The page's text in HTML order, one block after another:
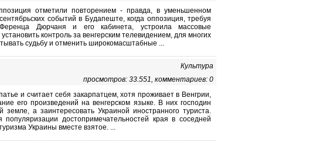
отметили повторением - правда, в уменьшенном
событий в Будапеште, когда оппозиция, требуя
Ференца Дюрчаня и его кабинета, устроила массовые
контроль за венгерским телевидением, для многих
судьбу и отменить широкомасштабные ...
Культура
просмотров: 33.551, комментариев: 0
и считает себя закарпатцем, хотя проживает в Венгрии,
его произведений на венгерском языке. В них господин
а заинтересовать Украиной иностранного туриста.
достопримечательностей края в соседней
Украины вместе взятое. ...